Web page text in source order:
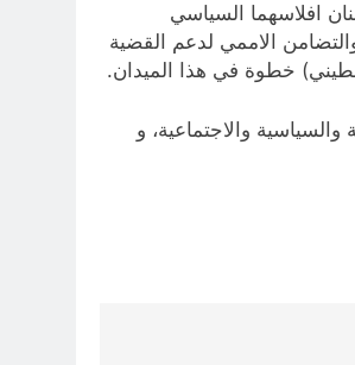
افلاسهما السياسي
الاممي لدعم القضية
خطوة في هذا الميدان.
والاجتماعية، و